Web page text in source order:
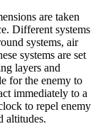
are taken
Dif­fer­ent systems
systems, air
systems are set
layers and
for the enemy to
im­mediately to a
to repel enemy
altitudes.